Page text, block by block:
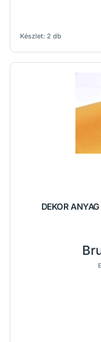
Készlet: 2 db
DEKOR